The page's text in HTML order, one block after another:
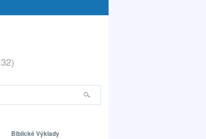
Biblické Výklady